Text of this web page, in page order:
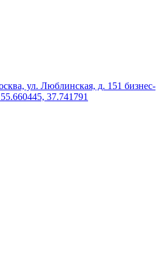
ул. Люблинская, д. 151 бизнес-
37.741791